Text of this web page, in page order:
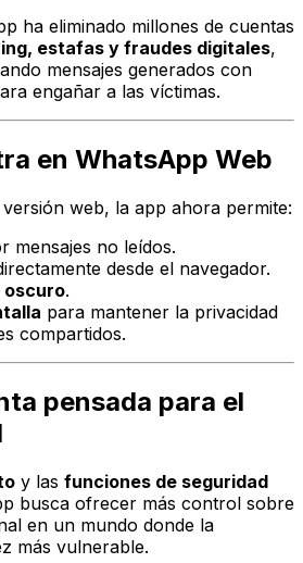
ha eliminado millones de cuentas
estafas y fraudes digitales,
mensajes generados con
engañar a las víctimas.
en WhatsApp Web
web, la app ahora permite:
mensajes no leídos.
desde el navegador.
oscuro.
para mantener la privacidad
compartidos.
pensada para el
y las funciones de seguridad
busca ofrecer más control sobre
en un mundo donde la
más vulnerable.